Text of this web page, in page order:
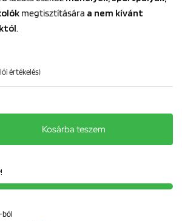
megtisztítására a nem kívánt
.
értékelés)
Kosárba teszem
ból